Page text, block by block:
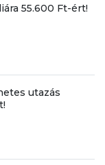
55.600 Ft-ért!
utazás